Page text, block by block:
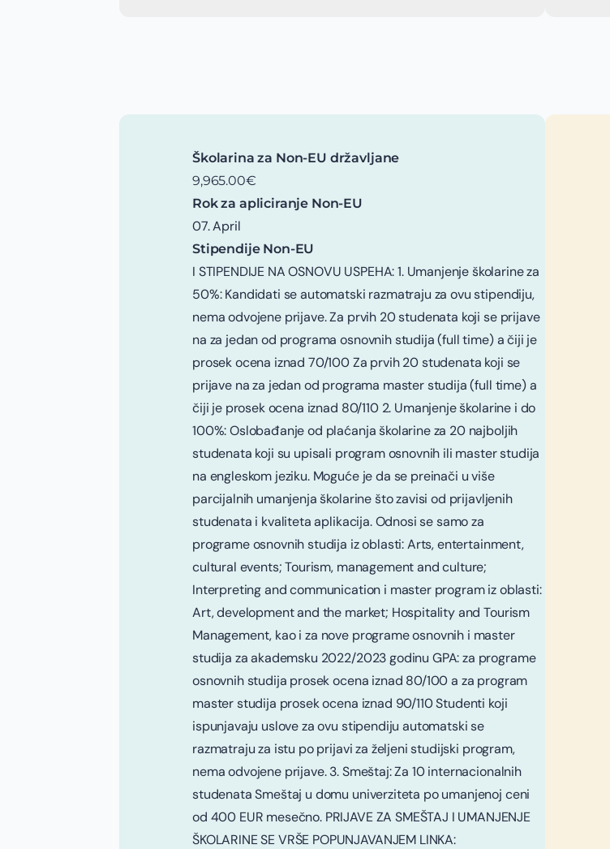
Školarina za Non-EU državljane
9,965.00€
Rok za apliciranje Non-EU
07. April
Stipendije Non-EU
I STIPENDIJE NA OSNOVU USPEHA: 1. Umanjenje školarine za
50%: Kandidati se automatski razmatraju za ovu stipendiju,
nema odvojene prijave. Za prvih 20 studenata koji se prijave
na za jedan od programa osnovnih studija (full time) a čiji je
prosek ocena iznad 70/100 Za prvih 20 studenata koji se
prijave na za jedan od programa master studija (full time) a
čiji je prosek ocena iznad 80/110 2. Umanjenje školarine i do
100%: Oslobađanje od plaćanja školarine za 20 najboljih
studenata koji su upisali program osnovnih ili master studija
na engleskom jeziku. Moguće je da se preinači u više
parcijalnih umanjenja školarine što zavisi od prijavljenih
studenata i kvaliteta aplikacija. Odnosi se samo za
programe osnovnih studija iz oblasti: Arts, entertainment,
cultural events; Tourism, management and culture;
Interpreting and communication i master program iz oblasti:
Art, development and the market; Hospitality and Tourism
Management, kao i za nove programe osnovnih i master
studija za akademsku 2022/2023 godinu GPA: za programe
osnovnih studija prosek ocena iznad 80/100 a za program
master studija prosek ocena iznad 90/110 Studenti koji
ispunjavaju uslove za ovu stipendiju automatski se
razmatraju za istu po prijavi za željeni studijski program,
nema odvojene prijave. 3. Smeštaj: Za 10 internacionalnih
studenata Smeštaj u domu univerziteta po umanjenoj ceni
od 400 EUR mesečno. PRIJAVE ZA SMEŠTAJ I UMANJENJE
ŠKOLARINE SE VRŠE POPUNJAVANJEM LINKA: